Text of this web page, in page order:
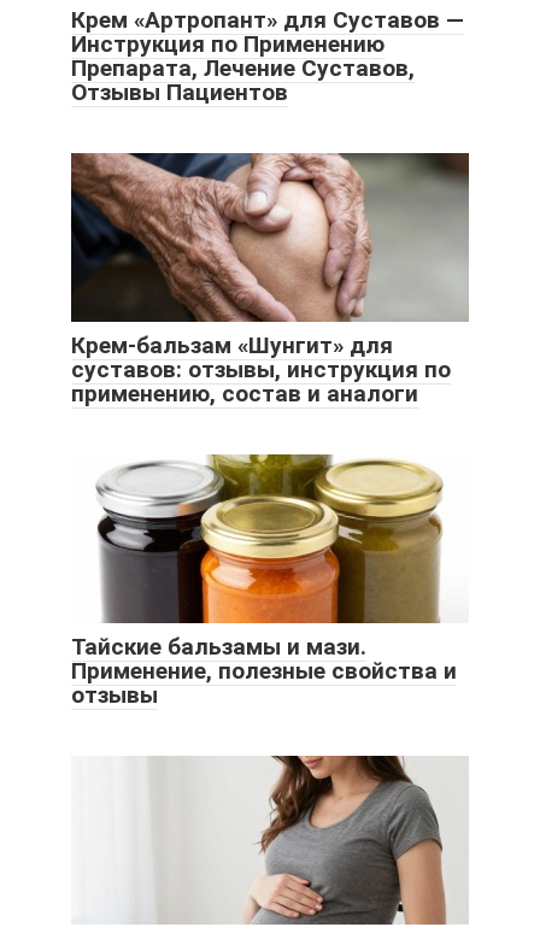
Крем «Артропант» для Суставов —
Инструкция по Применению
Препарата, Лечение Суставов,
Отзывы Пациентов
Крем-бальзам «Шунгит» для
суставов: отзывы, инструкция по
применению, состав и аналоги
Тайские бальзамы и мази.
Применение, полезные свойства и
отзывы